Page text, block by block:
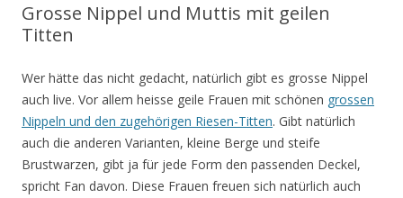
Grosse Nippel und Muttis mit geilen
Titten
Wer hätte das nicht gedacht, natürlich gibt es grosse Nippel
auch live. Vor allem heisse geile Frauen mit schönen grossen
Nippeln und den zugehörigen Riesen-Titten. Gibt natürlich
auch die anderen Varianten, kleine Berge und steife
Brustwarzen, gibt ja für jede Form den passenden Deckel,
spricht Fan davon. Diese Frauen freuen sich natürlich auch